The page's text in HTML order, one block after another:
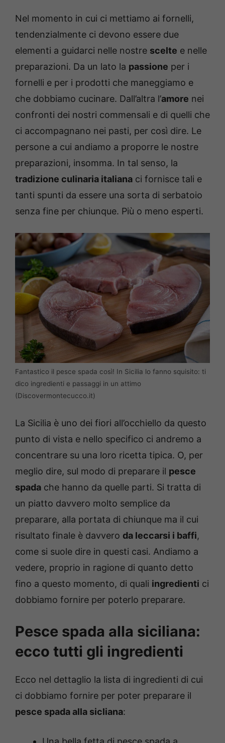
Nel momento in cui ci mettiamo ai fornelli,
tendenzialmente ci devono essere due
elementi a guidarci nelle nostre scelte e nelle
preparazioni. Da un lato la passione per i
fornelli e per i prodotti che maneggiamo e
che dobbiamo cucinare. Dall’altra l’amore nei
confronti dei nostri commensali e di quelli che
ci accompagnano nei pasti, per così dire. Le
persone a cui andiamo a proporre le nostre
preparazioni, insomma. In tal senso, la
tradizione culinaria italiana ci fornisce tali e
tanti spunti da essere una sorta di serbatoio
senza fine per chiunque. Più o meno esperti.
Fantastico il pesce spada così! In Sicilia lo fanno squisito: ti
dico ingredienti e passaggi in un attimo
(Discovermontecucco.it)
La Sicilia è uno dei fiori all’occhiello da questo
punto di vista e nello specifico ci andremo a
concentrare su una loro ricetta tipica. O, per
meglio dire, sul modo di preparare il pesce
spada che hanno da quelle parti. Si tratta di
un piatto davvero molto semplice da
preparare, alla portata di chiunque ma il cui
risultato finale è davvero da leccarsi i baffi,
come si suole dire in questi casi. Andiamo a
vedere, proprio in ragione di quanto detto
fino a questo momento, di quali ingredienti ci
dobbiamo fornire per poterlo preparare.
Pesce spada alla siciliana:
ecco tutti gli ingredienti
Ecco nel dettaglio la lista di ingredienti di cui
ci dobbiamo fornire per poter preparare il
pesce spada alla sicliana: